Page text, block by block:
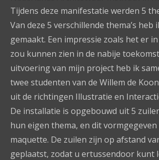
Tijdens deze manifestatie werden 5
Van deze 5 verschillende thema’s heb
gemaakt. Een impressie zoals het er
zou kunnen zien in de nabije
uitvoering van mijn project heb ik
twee studenten van de Willem de
uit de richtingen Illustratie en
De installatie is opgebouwd uit 5
hun eigen thema, en dit vormgegeven
maquette. De zuilen zijn op afstand
geplaatst, zodat u ertussendoor kunt